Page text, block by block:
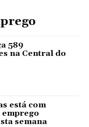
589
na Central do
está com
emprego
semana